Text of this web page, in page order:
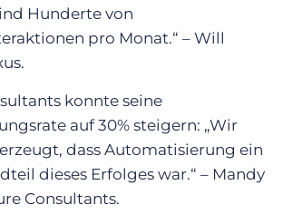
Hunderte von
pro Monat.“ – Will
konnte seine
auf 30% steigern: „Wir
dass Automatisierung ein
dieses Erfolges war.“ – Mandy
Consultants.